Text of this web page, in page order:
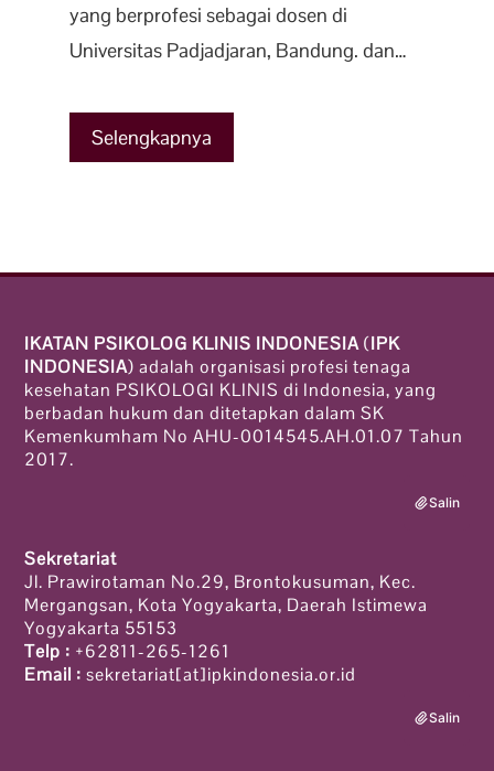
yang berprofesi sebagai dosen di
Universitas Padjadjaran, Bandung. dan…
Selengkapnya
IKATAN PSIKOLOG KLINIS INDONESIA(IPK
INDONESIA) adalah organisasi profesi tenaga
kesehatan PSIKOLOGI KLINIS di Indonesia, yang
berbadan hukum dan ditetapkan dalam SK
Kemenkumham No AHU-0014545.AH.01.07 Tahun
2017.
Salin
Sekretariat
Jl. Prawirotaman No.29, Brontokusuman, Kec.
Mergangsan, Kota Yogyakarta, Daerah Istimewa
Yogyakarta 55153
Telp : +62811-265-1261
Email : sekretariat[at]ipkindonesia.or.id
Salin